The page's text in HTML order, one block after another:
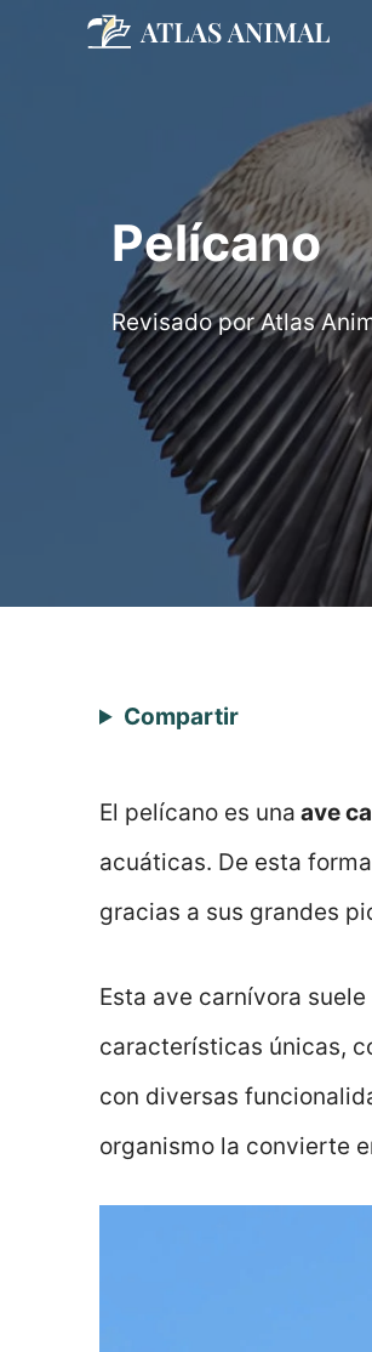
Pelícano
Revisado por Atlas
Compartir
El pelícano es una ave
acuáticas. De esta
gracias a sus grandes
Esta ave carnívora
características únicas,
con diversas
organismo la convierte